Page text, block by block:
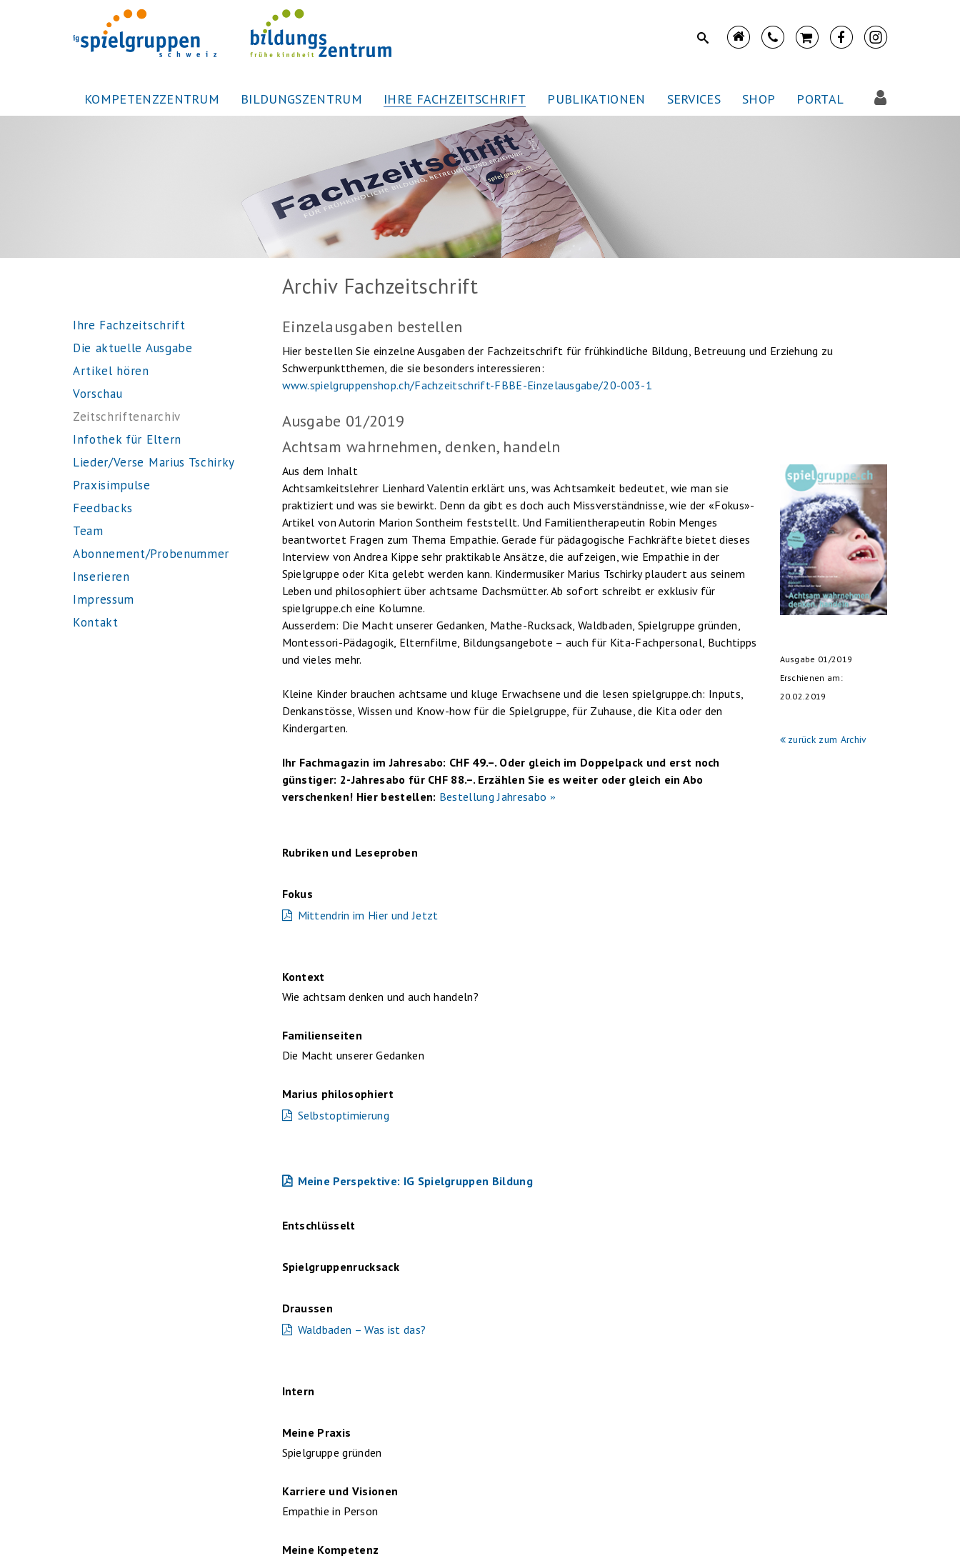
KOMPETENZZENTRUM BILDUNGSZENTRUM IHRE FACHZEITSCHRIFT PUBLIKATIONEN SERVICES SHOP PORTAL
Ihre Fachzeitschrift
Die aktuelle Ausgabe
Artikel hören
Vorschau
Zeitschriftenarchiv
Infothek für Eltern
Lieder/Verse Marius Tschirky
Praxisimpulse
Feedbacks
Team
Abonnement/Probenummer
Inserieren
Impressum
Kontakt
Archiv Fachzeitschrift
Einzelausgaben bestellen
Hier bestellen Sie einzelne Ausgaben der Fachzeitschrift für frühkindliche Bildung, Betreuung und Erziehung zu
Schwerpunktthemen, die sie besonders interessieren:
www.spielgruppenshop.ch/Fachzeitschrift-FBBE-Einzelausgabe/20-003-1
Ausgabe 01/2019
Achtsam wahrnehmen, denken, handeln
Aus dem Inhalt
Achtsamkeitslehrer Lienhard Valentin erklärt uns, was Achtsamkeit bedeutet, wie man sie
praktiziert und was sie bewirkt. Denn da gibt es doch auch Missverständnisse, wie der «Fokus»-
Artikel von Autorin Marion Sontheim feststellt. Und Familientherapeutin Robin Menges
beantwortet Fragen zum Thema Empathie. Gerade für pädagogische Fachkräfte bietet dieses
Interview von Andrea Kippe sehr praktikable Ansätze, die aufzeigen, wie Empathie in der
Spielgruppe oder Kita gelebt werden kann. Kindermusiker Marius Tschirky plaudert aus seinem
Leben und philosophiert über achtsame Dachsmütter. Ab sofort schreibt er exklusiv für
spielgruppe.ch eine Kolumne.
Ausserdem: Die Macht unserer Gedanken, Mathe-Rucksack, Waldbaden, Spielgruppe gründen,
Montessori-Pädagogik, Elternfilme, Bildungsangebote – auch für Kita-Fachpersonal, Buchtipps
und vieles mehr.
Kleine Kinder brauchen achtsame und kluge Erwachsene und die lesen spielgruppe.ch: Inputs,
Denkanstösse, Wissen und Know-how für die Spielgruppe, für Zuhause, die Kita oder den
Kindergarten.
Ihr Fachmagazin im Jahresabo: CHF 49.–. Oder gleich im Doppelpack und erst noch
günstiger: 2-Jahresabo für CHF 88.–. Erzählen Sie es weiter oder gleich ein Abo
verschenken! Hier bestellen: Bestellung Jahresabo
Rubriken und Leseproben
Fokus
Mittendrin im Hier und Jetzt
Kontext
Wie achtsam denken und auch handeln?
Familienseiten
Die Macht unserer Gedanken
Marius philosophiert
Selbstoptimierung
Meine Perspektive: IG Spielgruppen Bildung
Entschlüsselt
Spielgruppenrucksack
Draussen
Waldbaden – Was ist das?
Intern
Meine Praxis
Spielgruppe gründen
Karriere und Visionen
Empathie in Person
Meine Kompetenz
Ausgabe 01/2019
Erschienen am:
20.02.2019
zurück zum Archiv